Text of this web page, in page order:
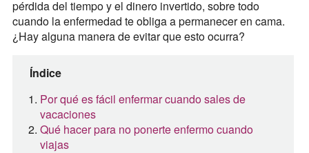
pérdida del tiempo y el dinero invertido, sobre todo
cuando la enfermedad te obliga a permanecer en cama.
¿Hay alguna manera de evitar que esto ocurra?
Índice
Por qué es fácil enfermar cuando sales de
vacaciones
Qué hacer para no ponerte enfermo cuando
viajas